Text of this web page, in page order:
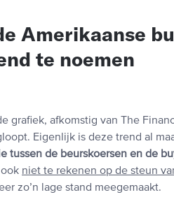
Amerikaanse
te noemen
grafiek, afkomstig van The
Eigenlijk is deze trend al
tussen de beurskoersen en de
niet te rekenen op de steun
zo’n lage stand meegemaakt.